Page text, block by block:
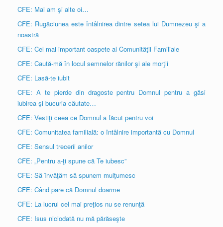
CFE: Mai am şi alte oi…
CFE: Rugăciunea este întâlnirea dintre setea lui Dumnezeu şi a
noastră
CFE: Cel mai important oaspete al Comunităţii Familiale
CFE: Caută-mă în locul semnelor rănilor şi ale morţii
CFE: Lasă-te iubit
CFE: A te pierde din dragoste pentru Domnul pentru a găsi
iubirea şi bucuria căutate…
CFE: Vestiţi ceea ce Domnul a făcut pentru voi
CFE: Comunitatea familială: o întâlnire importantă cu Domnul
CFE: Sensul trecerii anilor
CFE: „Pentru a-ţi spune că Te iubesc”
CFE: Să învăţăm să spunem mulţumesc
CFE: Când pare că Domnul doarme
CFE: La lucrul cel mai preţios nu se renunţă
CFE: Isus niciodată nu mă părăseşte